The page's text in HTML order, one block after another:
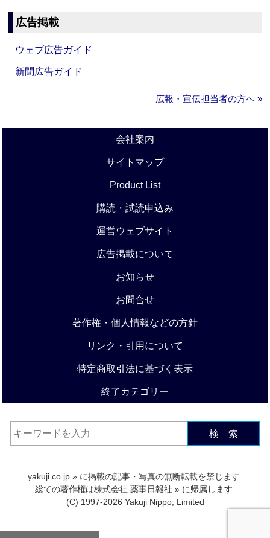
広告掲載
ウェブ広告ガイド
新聞広告ガイド
広報・宣伝担当者の方へ »
会社案内
サイトマップ
Product List
購読・試読申込み
運営ウェブサイト
広告掲載について
お知らせ
お問合せ
著作権・個人情報などの方針
リンク・引用について
特定商取引法に基づく表示
終了カテゴリー
検 索
yakuji.co.jp » に掲載の記事・写真の無断転載を禁じます.
総ての著作権は株式会社 薬事日報社 » に帰属します.
(C) 1997-2026 Yakuji Nippo, Limited